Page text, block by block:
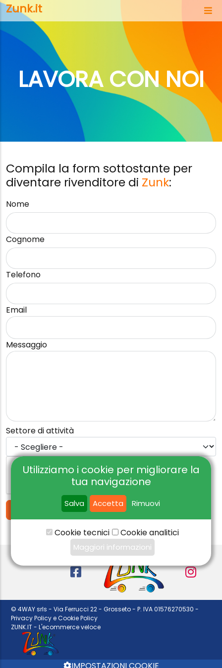
Salta al contenuto principale
Zunk.it
LAVORA CON NOI
Compila la form sottostante per
diventare rivenditore di Zunk:
Nome
Cognome
Telefono
Email
Messaggio
Settore di attività
© 4WAY srls - Via Ferrucci 22 - Grosseto - P. IVA 01576270530 -
Privacy Policy e Cookie Policy
ZUNK.IT - L'ecommerce veloce
Utilizziamo i cookie per migliorare la
tua navigazione
Salva Accetta Rimuovi
Cookie tecnici Cookie analitici
Maggiori informazioni